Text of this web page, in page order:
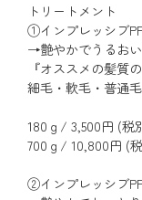
トリートメント
①インプレッシブ
→艶やかでうるお
『オススメの髪質の
細毛・軟毛・普通
180ｇ/ 3,500円 (税
700ｇ/ 10,800円 (
②インプレッシブ